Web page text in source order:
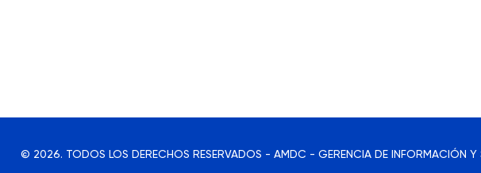
© 2026. TODOS LOS DERECHOS RESERVADOS - AMDC - GERENCIA DE INFORMACIÓN Y